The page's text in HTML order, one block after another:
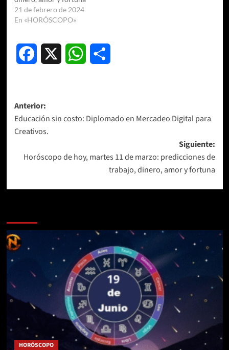
21 de febrero de 2024
En «HORÓSCOPO»
Facebook WhatsApp
Navegación
de
entradas
Anterior:
Educación sin costo: Diplomado en Mercadeo Digital para
Creativos.
Siguiente:
Horóscopo de hoy, martes 11 de marzo: predicciones de
trabajo, dinero, amor y fortuna
HORÓSCOPO